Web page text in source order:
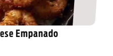
Empanado